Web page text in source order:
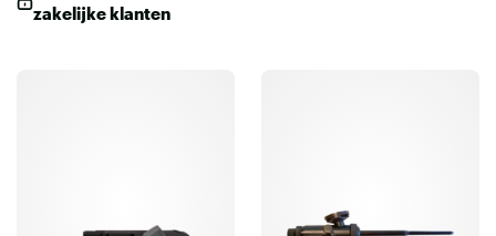
zakelijke klanten